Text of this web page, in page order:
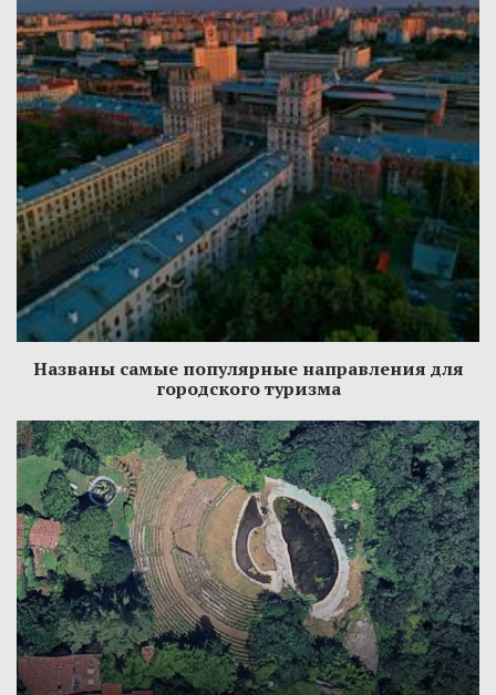
Названы самые популярные направления для
городского туризма